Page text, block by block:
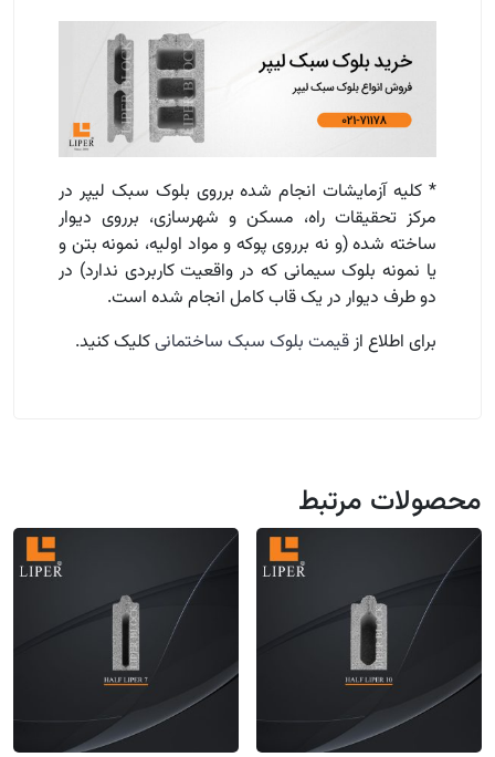
* کلیه آزمایشات انجام شده برروی بلوک سبک لیپر در
مرکز تحقیقات راه، مسکن و شهرسازی، برروی دیوار
ساخته شده (و نه برروی پوکه و مواد اولیه، نمونه بتن و
یا نمونه بلوک سیمانی که در واقعیت کاربردی ندارد) در
دو طرف دیوار در یک قاب کامل انجام شده است.
برای اطلاع ازقیمت بلوک سبک ساختمانیکلیک کنید.
محصولات مرتبط